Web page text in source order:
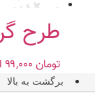
طرح
تومان
برگشت به بالا